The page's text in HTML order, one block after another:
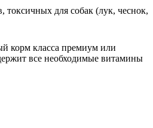
токсичных для собак (лук, чеснок,
корм класса премиум или
все необходимые витамины